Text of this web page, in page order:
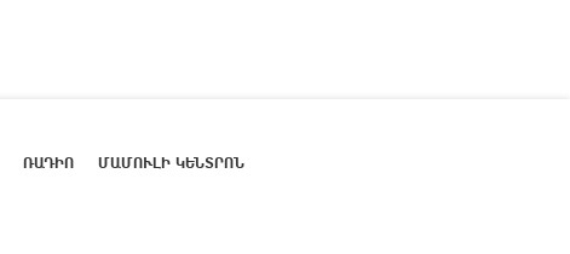
ՌԱԴԻՈ ՄԱՄՈՒԼԻ ԿԵՆՏՐՈՆ